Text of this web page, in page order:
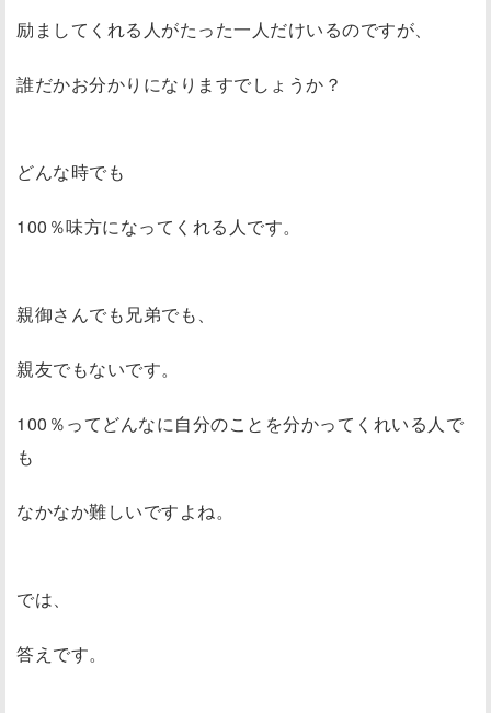
励ましてくれる人がたった一人だけいるのですが、
誰だかお分かりになりますでしょうか？
どんな時でも
100％味方になってくれる人です。
親御さんでも兄弟でも、
親友でもないです。
100％ってどんなに自分のことを分かってくれいる人で
も
なかなか難しいですよね。
では、
答えです。